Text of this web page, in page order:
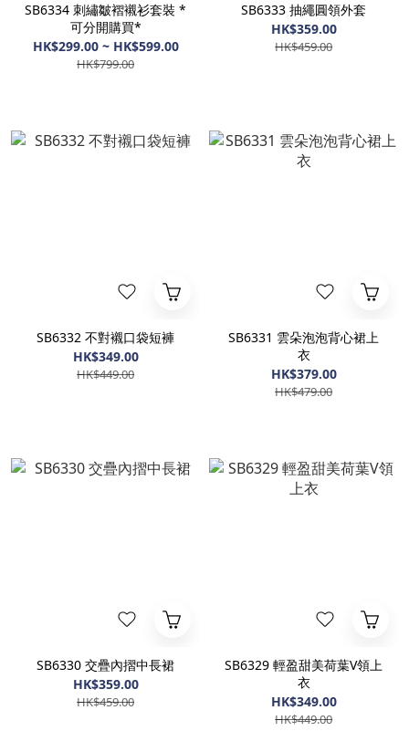
SB6334 刺繡皺褶襯衫套裝 *
可分開購買*
HK$299.00 ~ HK$599.00
HK$799.00
SB6333 抽繩圓領外套
HK$359.00
HK$459.00
SB6332 不對襯口袋短褲
HK$349.00
HK$449.00
SB6331 雲朵泡泡背心裙上
衣
HK$379.00
HK$479.00
SB6330 交疊內摺中長裙
HK$359.00
HK$459.00
SB6329 輕盈甜美荷葉V領上
衣
HK$349.00
HK$449.00